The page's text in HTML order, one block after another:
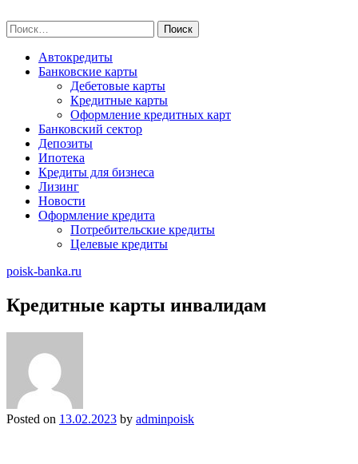
to
content
Найти:
Автокредиты
Банковские карты
Дебетовые карты
Кредитные карты
Оформление кредитных карт
Банковский сектор
Депозиты
Ипотека
Кредиты для бизнеса
Лизинг
Новости
Оформление кредита
Потребительские кредиты
Целевые кредиты
poisk-banka.ru
Кредитные карты инвалидам
Posted on 13.02.2023 by adminpoisk